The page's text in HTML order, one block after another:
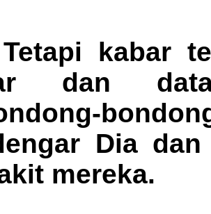
kabar
dan
Dia
mereka.